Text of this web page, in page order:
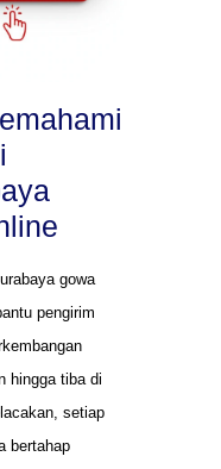
gowa
pengirim
hingga tiba di
setiap
bertahap